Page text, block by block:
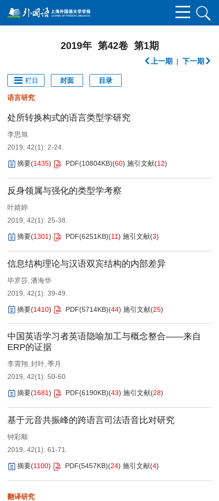
2019年 第42卷 第1期
上一期 | 下一期
栏目 封面 目录
语言研究
处所转换构式的语言类型学研究
李思旭
2019, 42(1): 2-24.
摘要(1435) PDF(10804KB)(60) 施引文献(12)
反身领属与强化的类型学考察
叶婧婷
2019, 42(1): 25-38.
摘要(1301) PDF(6251KB)(11) 施引文献(3)
信息结构理论与汉语双宾结构的内部差异
毕罗莎 潘海华
2019, 42(1): 39-49.
摘要(1410) PDF(5714KB)(44) 施引文献(25)
中国英语学习者英语隐喻加工与概念整合——来自
ERP的证据
李霄翔, 封叶, 季月
2019, 42(1): 50-60.
摘要(1681) PDF(6190KB)(43) 施引文献(28)
基于元音共振峰的跨语言司法语音比对研究
钟彩顺
2019, 42(1): 61-71.
摘要(1100) PDF(5457KB)(24) 施引文献(4)
翻译研究